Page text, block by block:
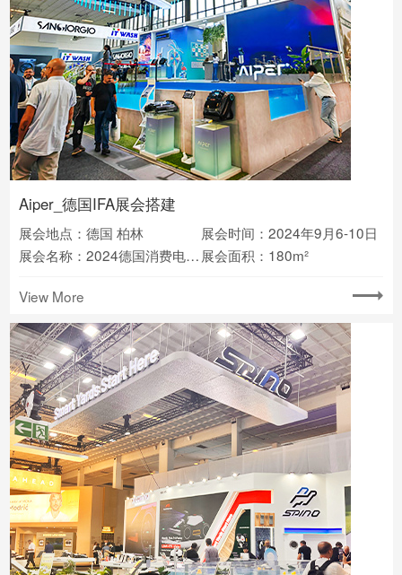
Aiper_德国IFA展会搭建
展会地点：德国 柏林
展会时间：2024年9月6-10日
展会名称：2024德国消费电子展IFA 展会面积：180m²
View More